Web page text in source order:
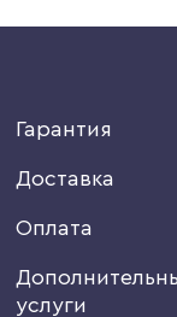
Гарантия
Доставка
Оплата
услуги